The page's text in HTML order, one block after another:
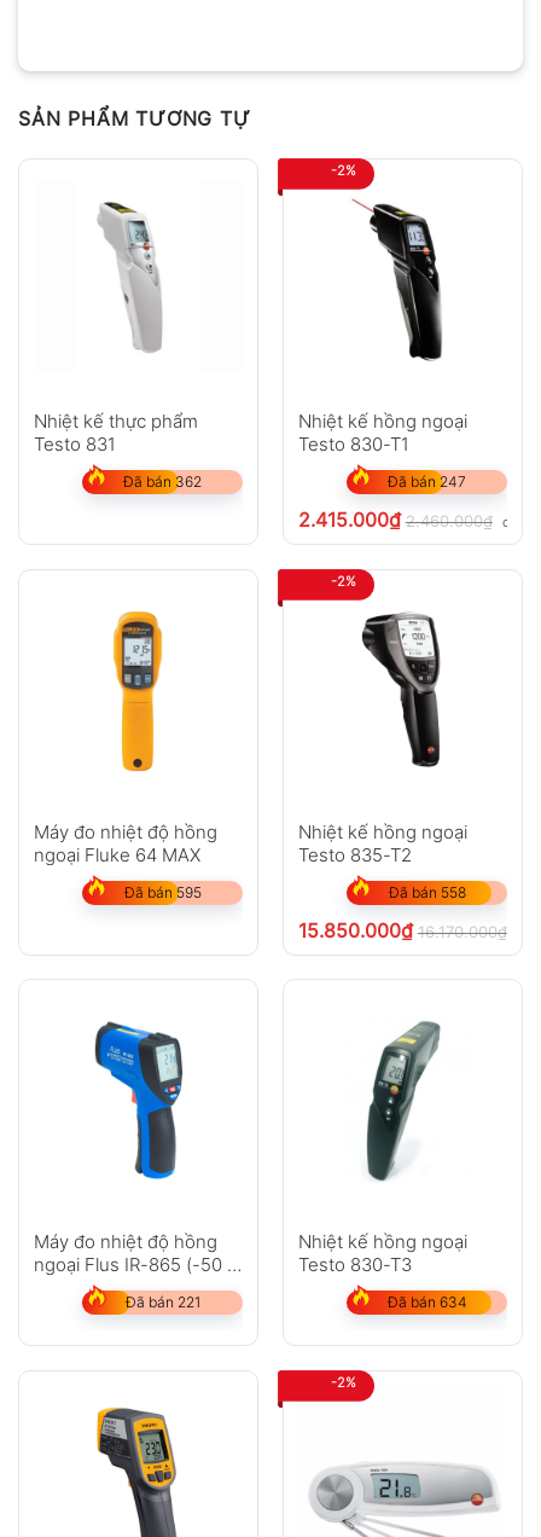
SẢN PHẨM TƯƠNG TỰ
Nhiệt kế thực phẩm
Testo 831
Đã bán 362
-2%
Nhiệt kế hồng ngoại
Testo 830-T1
Đã bán 247
2.415.000₫ 2.460.000₫ chưa
Máy đo nhiệt độ hồng
ngoại Fluke 64 MAX
Đã bán 595
-2%
Nhiệt kế hồng ngoại
Testo 835-T2
Đã bán 558
15.850.000₫ 16.170.000₫
Máy đo nhiệt độ hồng
ngoại Flus IR-865 (-50 ~
1850?C)
Đã bán 221
Nhiệt kế hồng ngoại
Testo 830-T3
Đã bán 634
-2%